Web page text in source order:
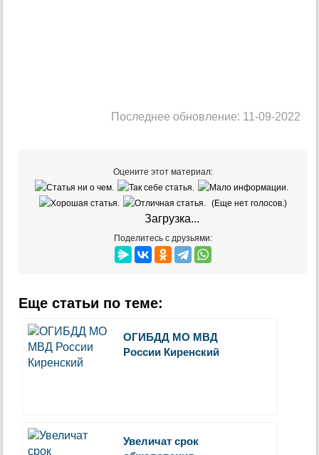
Последнее обновление: 11-09-2022
Оцените этот материал:
(Еще нет голосов.)
Загрузка...
Поделитесь с друзьями:
Еще статьи по теме:
ОГИБДД МО МВД
России Киренский
Увеличат срок